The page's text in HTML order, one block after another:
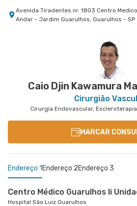
Avenida Tiradentes nr. 1803 Centro Medico
Andar - Jardim Guarulhos, Guarulhos - SP
Caio Djin Kawamura
Cirurgião
Cirurgia Endovascular,
MARCAR
Endereço 1 Endereço 2Endereço 3
Centro Médico Guarulhos Ii
Hospital São Luiz Guarulhos